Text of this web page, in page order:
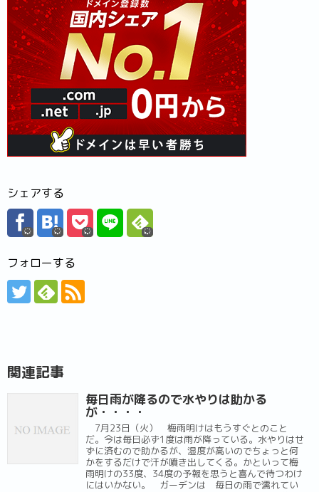
シェアする
フォローする
関連記事
毎日雨が降るので水やりは助かる
が・・・・
7月23日（火） 梅雨明けはもうすぐとのこと
だ。今は毎日必ず1度は雨が降っている。水やりはせ
ずに済むので助かるが、湿度が高いのでちょっと何
かをするだけで汗が噴き出してくる。かといって梅
雨明けの33度、34度の予報を思うと喜んで待つわけ
にはいかない。 ガーデンは 毎日の雨で濡れてい